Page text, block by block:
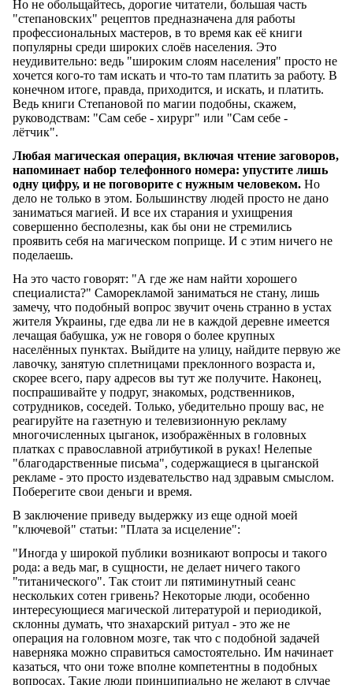
Но не обольщайтесь, дорогие читатели, большая часть
"степановских" рецептов предназначена для работы
профессиональных мастеров, в то время как её книги
популярны среди широких слоёв населения. Это
неудивительно: ведь "широким слоям населения" просто не
хочется кого-то там искать и что-то там платить за работу. В
конечном итоге, правда, приходится, и искать, и платить.
Ведь книги Степановой по магии подобны, скажем,
руководствам: "Сам себе - хирург" или "Сам себе -
лётчик".
Любая магическая операция, включая чтение заговоров,
напоминает набор телефонного номера: упустите лишь
одну цифру, и не поговорите с нужным человеком. Но
дело не только в этом. Большинству людей просто не дано
заниматься магией. И все их старания и ухищрения
совершенно бесполезны, как бы они не стремились
проявить себя на магическом поприще. И с этим ничего не
поделаешь.
На это часто говорят: "А где же нам найти хорошего
специалиста?" Саморекламой заниматься не стану, лишь
замечу, что подобный вопрос звучит очень странно в устах
жителя Украины, где едва ли не в каждой деревне имеется
лечащая бабушка, уж не говоря о более крупных
населённых пунктах. Выйдите на улицу, найдите первую же
лавочку, занятую сплетницами преклонного возраста и,
скорее всего, пару адресов вы тут же получите. Наконец,
поспрашивайте у подруг, знакомых, родственников,
сотрудников, соседей. Только, убедительно прошу вас, не
реагируйте на газетную и телевизионную рекламу
многочисленных цыганок, изображённых в головных
платках с православной атрибутикой в руках! Нелепые
"благодарственные письма", содержащиеся в цыганской
рекламе - это просто издевательство над здравым смыслом.
Поберегите свои деньги и время.
В заключение приведу выдержку из еще одной моей
"ключевой" статьи: "Плата за исцеление":
"Иногда у широкой публики возникают вопросы и такого
рода: а ведь маг, в сущности, не делает ничего такого
"титанического". Так стоит ли пятиминутный сеанс
нескольких сотен гривень? Некоторые люди, особенно
интересующиеся магической литературой и периодикой,
склонны думать, что знахарский ритуал - это же не
операция на головном мозге, так что с подобной задачей
наверняка можно справиться самостоятельно. Им начинает
казаться, что они тоже вполне компетентны в подобных
вопросах. Такие люди принципиально не желают в случае